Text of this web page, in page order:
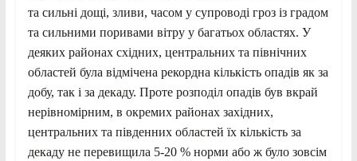
та сильні дощі, зливи, часом у супроводі гроз із градом
та сильними поривами вітру у багатьох областях. У
деяких районах східних, центральних та північних
областей була відмічена рекордна кількість опадів як за
добу, так і за декаду. Проте розподіл опадів був вкрай
нерівномірним, в окремих районах західних,
центральних та південних областей їх кількість за
декаду не перевищила 5-20 % норми або ж було зовсім